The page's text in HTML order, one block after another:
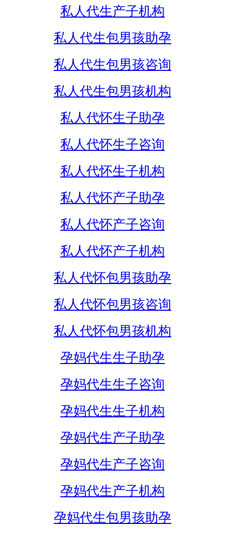
私人代生产子机构
私人代生包男孩助孕
私人代生包男孩咨询
私人代生包男孩机构
私人代怀生子助孕
私人代怀生子咨询
私人代怀生子机构
私人代怀产子助孕
私人代怀产子咨询
私人代怀产子机构
私人代怀包男孩助孕
私人代怀包男孩咨询
私人代怀包男孩机构
孕妈代生生子助孕
孕妈代生生子咨询
孕妈代生生子机构
孕妈代生产子助孕
孕妈代生产子咨询
孕妈代生产子机构
孕妈代生包男孩助孕